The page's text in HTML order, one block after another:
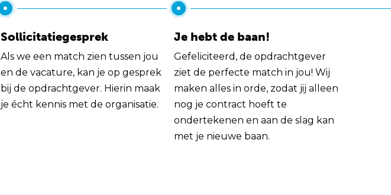
Sollicitatiegesprek
Als we een match zien tussen jou
en de vacature, kan je op gesprek
bij de opdrachtgever. Hierin maak
je écht kennis met de organisatie.
Je hebt de baan!
Gefeliciteerd, de opdrachtgever
ziet de perfecte match in jou! Wij
maken alles in orde, zodat jij alleen
nog je contract hoeft te
ondertekenen en aan de slag kan
met je nieuwe baan.